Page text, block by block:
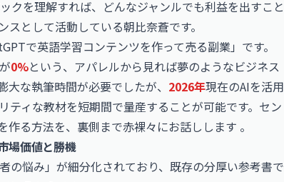
クを理解すれば、どんなジャンルでも利益を出すこと
として活動している朝比奈蒼です。
で英語学習コンテンツを作って売る副業」です。
0%という、アパレルから見れば夢のようなビジネス
な執筆時間が必要でしたが、 2026年現在のAIを活用
ィな教材を短期間で量産することが可能です。セン
る方法を、裏側まで赤裸々にお話しします 。
場価値と勝機
の悩み」が細分化されており、既存の分厚い参考書で